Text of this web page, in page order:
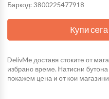
Баркод: 3800225477918
Купи
DelivMe доставя стоките от
избрано време. Натисни
покажем цена и от кои